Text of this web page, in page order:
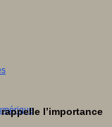
l’importance